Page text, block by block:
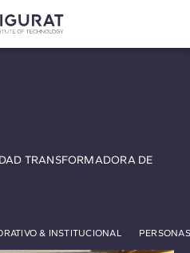
& INSTITUCIONAL
TRANSFORMADORA DE